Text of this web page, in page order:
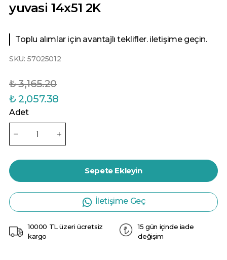
yuvasi 14x51 2K
Toplu alımlar için avantajlı teklifler. iletişime geçin.
SKU: 57025012
₺ 3,165.20
₺ 2,057.38
Adet
Sepete Ekleyin
İletişime Geç
10000 TL üzeri ücretsiz
kargo
15 gün içinde iade
değişim